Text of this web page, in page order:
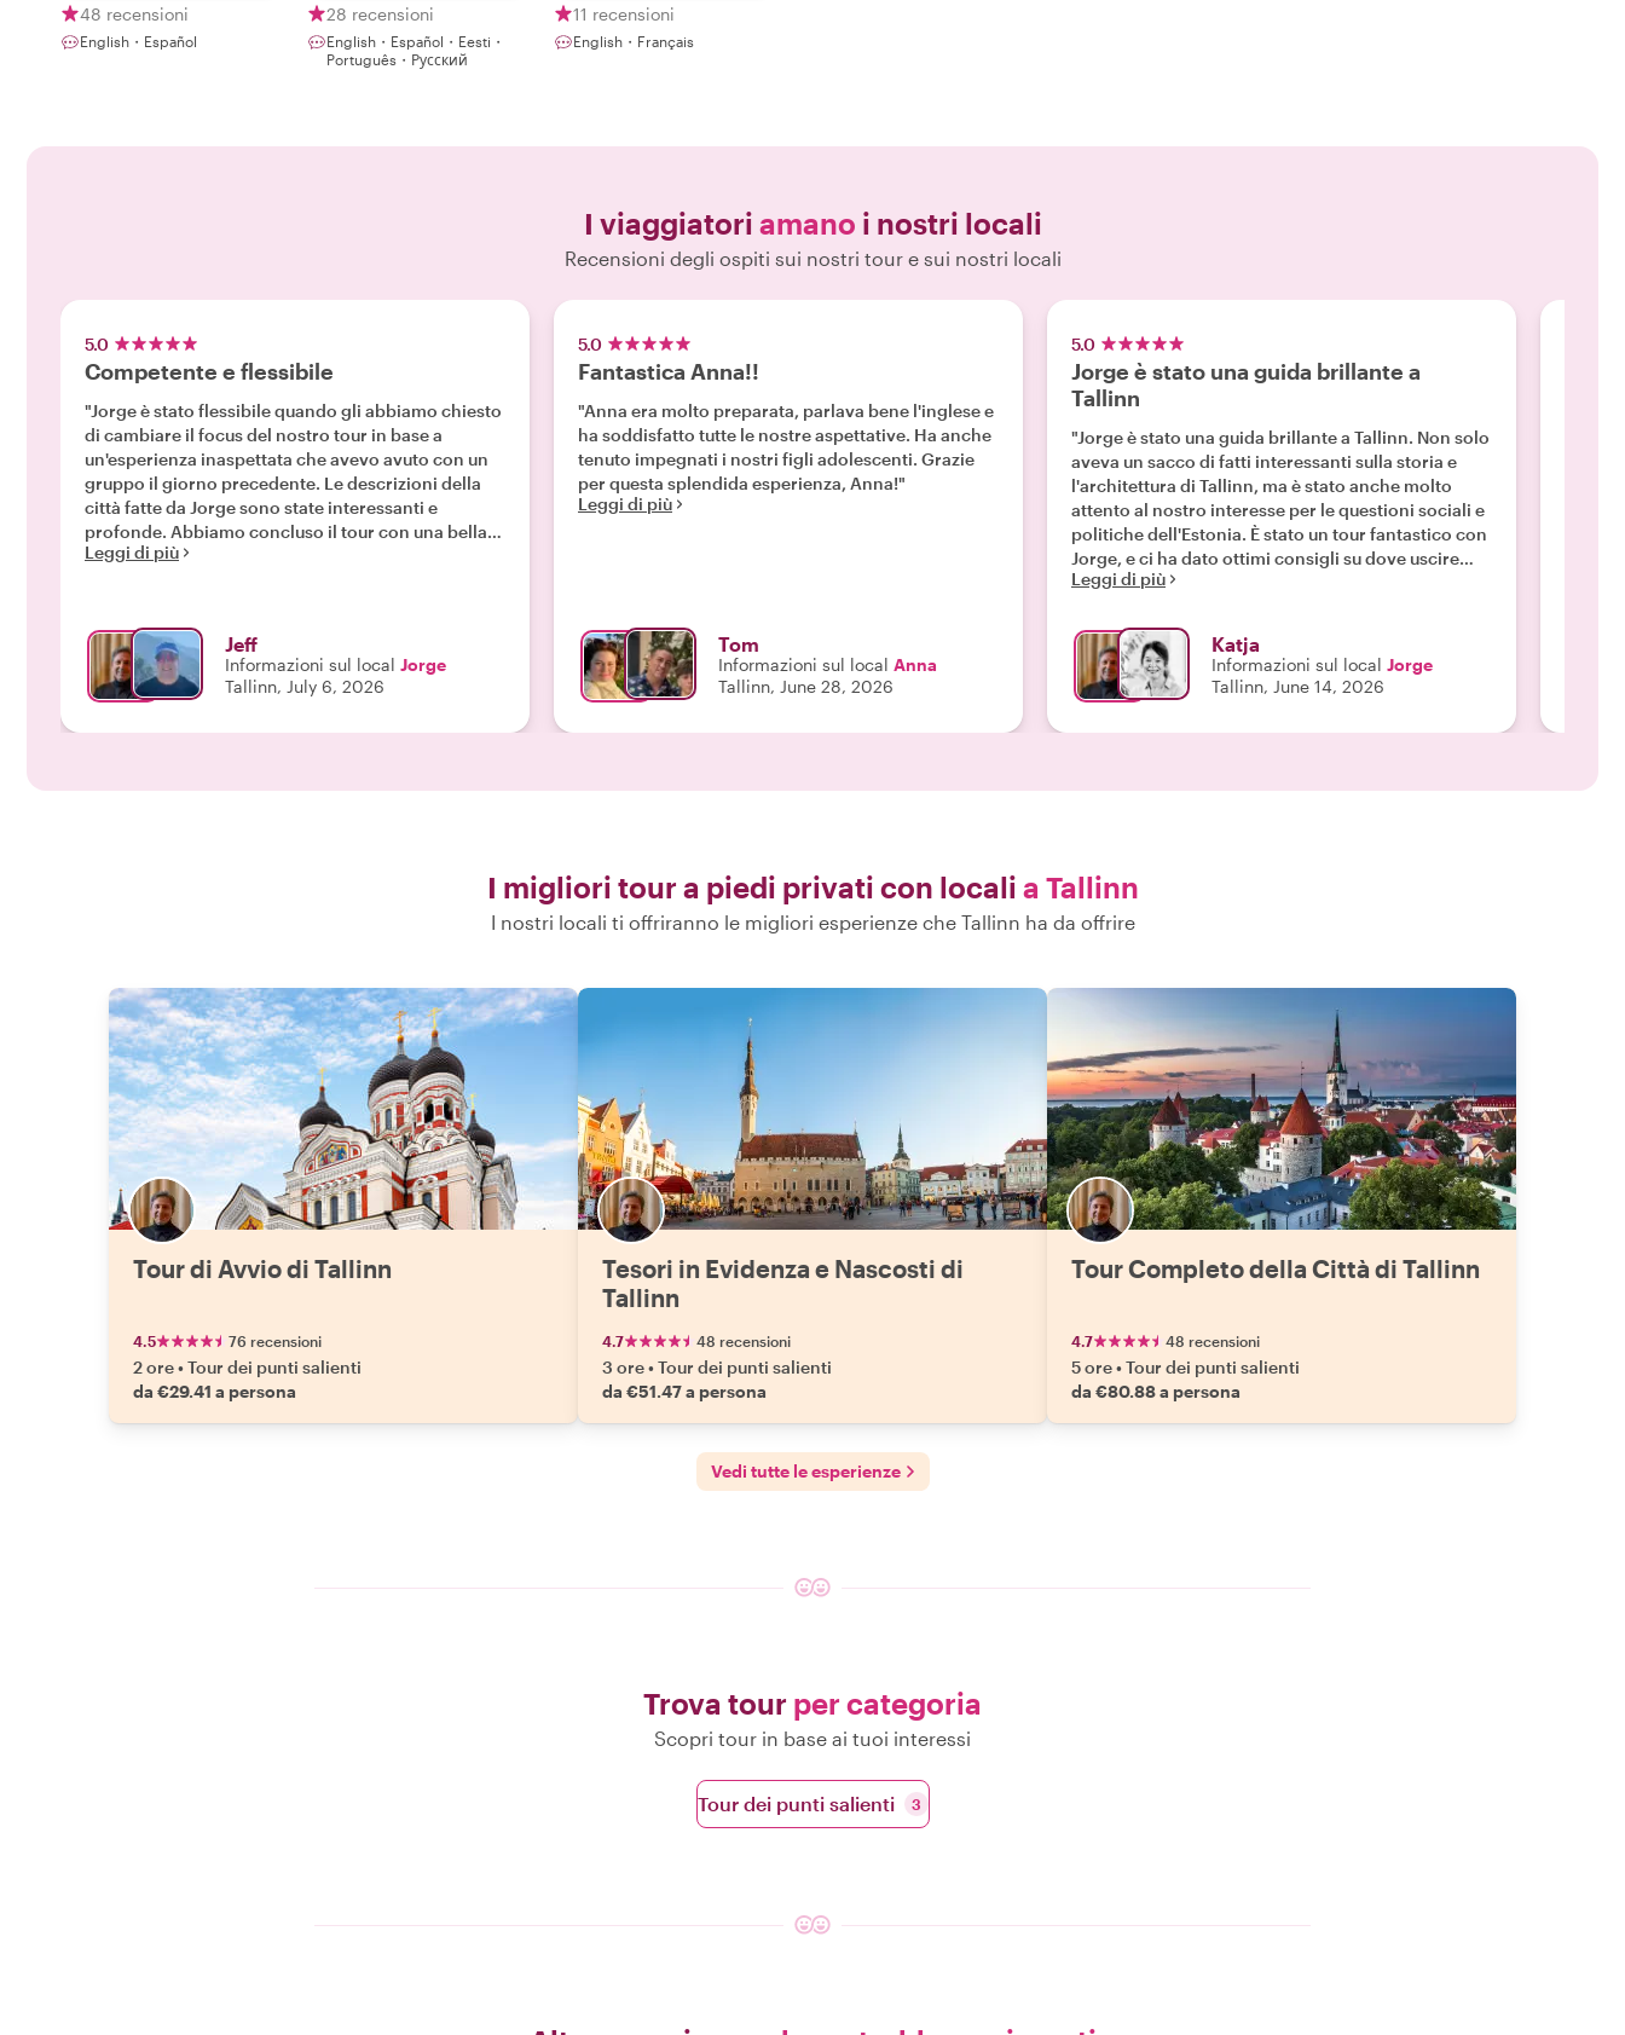
48 recensioni
English・Español
28 recensioni
English・Español・Eesti・
Português・Русский
11 recensioni
English・Français
I viaggiatori amano i nostri locali
Recensioni degli ospiti sui nostri tour e sui nostri locali
5.0
Competente e flessibile
"Jorge è stato flessibile quando gli abbiamo chiesto
di cambiare il focus del nostro tour in base a
un'esperienza inaspettata che avevo avuto con un
gruppo il giorno precedente. Le descrizioni della
città fatte da Jorge sono state interessanti e
profonde. Abbiamo concluso il tour con una bella
percezione di Tallinn al di fuori della Città Vecchia."
Leggi di più
Jeff
Informazioni sul local Jorge
Tallinn, July 6, 2026
5.0
Fantastica Anna!!
"Anna era molto preparata, parlava bene l'inglese e
ha soddisfatto tutte le nostre aspettative. Ha anche
tenuto impegnati i nostri figli adolescenti. Grazie
per questa splendida esperienza, Anna!"
Leggi di più
Tom
Informazioni sul local Anna
Tallinn, June 28, 2026
5.0
Jorge è stato una guida brillante a
Tallinn
"Jorge è stato una guida brillante a Tallinn. Non solo
aveva un sacco di fatti interessanti sulla storia e
l'architettura di Tallinn, ma è stato anche molto
attento al nostro interesse per le questioni sociali e
politiche dell'Estonia. È stato un tour fantastico con
Jorge, e ci ha dato ottimi consigli su dove uscire
oltre le zone turistiche. Molte grazie, caro Jorge!"
Leggi di più
Katja
Informazioni sul local Jorge
Tallinn, June 14, 2026
la
I migliori tour a piedi privati con locali a Tallinn
I nostri locali ti offriranno le migliori esperienze che Tallinn ha da offrire
Tour di Avvio di Tallinn
4.5 76 recensioni
2 ore•Tour dei punti salienti
da €29.41 a persona
Tesori in Evidenza e Nascosti di
Tallinn
4.7 48 recensioni
3 ore•Tour dei punti salienti
da €51.47 a persona
Tour Completo della Città di Tallinn
4.7 48 recensioni
5 ore•Tour dei punti salienti
da €80.88 a persona
Vedi tutte le esperienze
Trova tour per categoria
Scopri tour in base ai tuoi interessi
Tour dei punti salienti 3